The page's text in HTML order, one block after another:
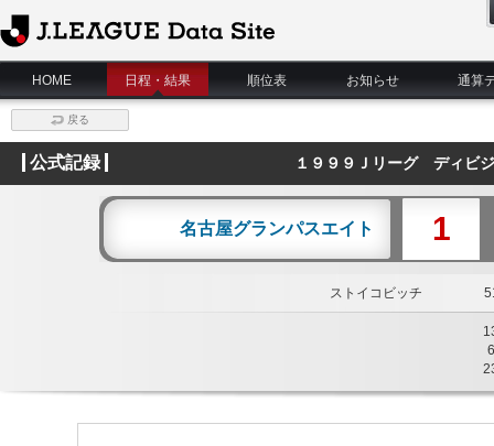
J.League Data Site
HOME
日程・結果 順位表 お知らせ 通算
戻る
公式記録 １９９９Ｊリーグ ディビ
名古屋グランパスエイト 1
ストイコビッチ
6